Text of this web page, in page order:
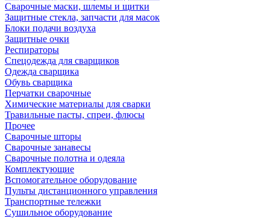
Сварочные маски, шлемы и щитки
Защитные стекла, запчасти для масок
Блоки подачи воздуха
Защитные очки
Респираторы
Спецодежда для сварщиков
Одежда сварщика
Обувь сварщика
Перчатки сварочные
Химические материалы для сварки
Травильные пасты, спреи, флюсы
Прочее
Сварочные шторы
Сварочные занавесы
Сварочные полотна и одеяла
Комплектующие
Вспомогательное оборудование
Пульты дистанционного управления
Транспортные тележки
Сушильное оборудование